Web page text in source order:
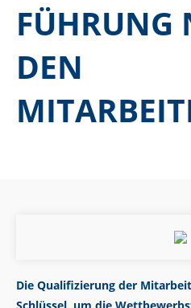
FÜHRUNG
DEN
Die Qualifizierung der